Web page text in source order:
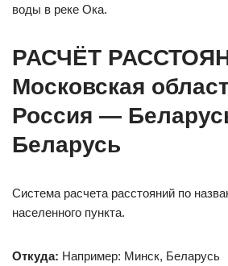
воды в реке Ока.
РАСЧЁТ
Московская
Россия —
Беларусь
Система расчета расстояний по
населенного пункта.
Откуда: Например: Минск, Беларусь